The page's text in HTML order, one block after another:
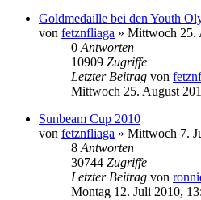
Goldmedaille bei den Youth
von fetznfliaga » Mittwoch 25.
0 Antworten
10909 Zugriffe
Letzter Beitrag von
Mittwoch 25. August
Sunbeam Cup 2010
von fetznfliaga » Mittwoch 7.
8 Antworten
30744 Zugriffe
Letzter Beitrag von
Montag 12. Juli 2010,